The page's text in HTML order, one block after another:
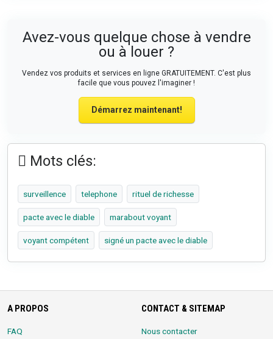
Avez-vous quelque chose à vendre
ou à louer ?
Vendez vos produits et services en ligne GRATUITEMENT. C'est plus
facile que vous pouvez l'imaginer !
Démarrez maintenant!
Mots clés:
surveillence telephone rituel de richesse
pacte avec le diable marabout voyant
voyant compétent signé un pacte avec le diable
A PROPOS
FAQ
CONTACT & SITEMAP
Nous contacter